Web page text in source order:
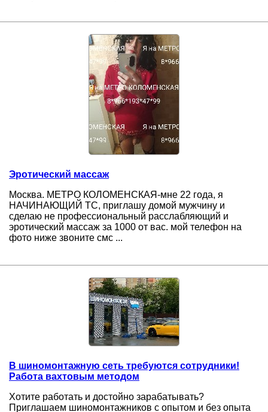
Эротический массаж
Москва. МЕТРО КОЛОМЕНСКАЯ-мне 22 года, я
НАЧИНАЮЩИЙ ТС, приглашу домой мужчину и
сделаю не профессиональный расслабляющий и
эротический массаж за 1000 от вас. мой телефон на
фото ниже звоните смс ...
В шиномонтажную сеть требуются сотрудники!
Работа вахтовым методом
Хотите работать и достойно зарабатывать?
Приглашаем шиномонтажников с опытом и без опыта